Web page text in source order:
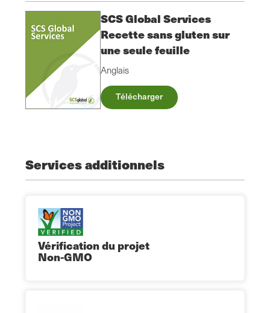
SCS Global Services
Recette sans gluten sur
une seule feuille
Anglais
Télécharger
Services additionnels
Vérification du projet
Non-GMO